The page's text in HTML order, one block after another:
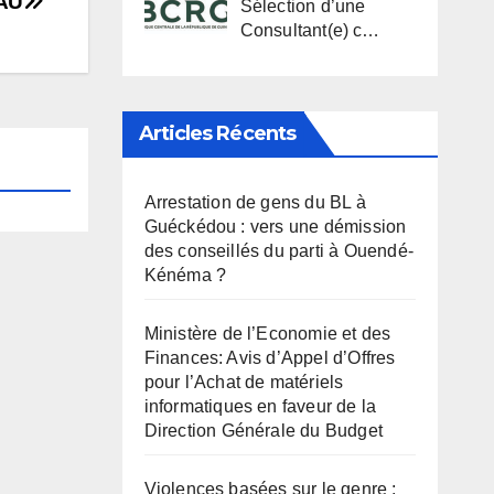
Sélection d’une
Consultant(e) c…
Articles Récents
Arrestation de gens du BL à
Guéckédou : vers une démission
des conseillés du parti à Ouendé-
Kénéma ?
Ministère de l’Economie et des
Finances: Avis d’Appel d’Offres
pour l’Achat de matériels
informatiques en faveur de la
Direction Générale du Budget
Violences basées sur le genre :